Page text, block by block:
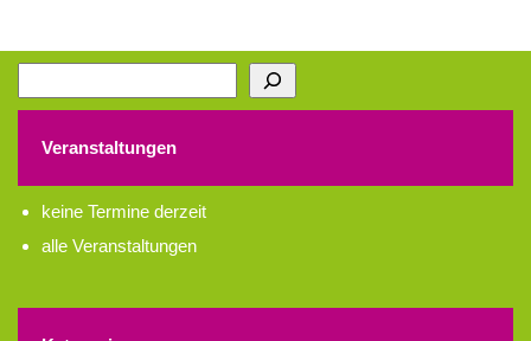
Veranstaltungen
keine Termine derzeit
alle Veranstaltungen